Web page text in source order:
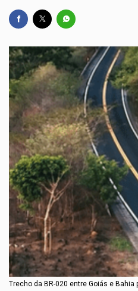
Trecho da BR-020 entre Goiás e